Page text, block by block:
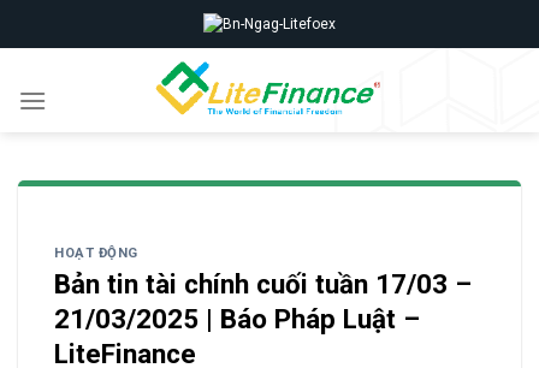
to
HOẠT ĐỘNG
Bản tin tài chính cuối tuần 17/03 –
21/03/2025 | Báo Pháp Luật –
LiteFinance